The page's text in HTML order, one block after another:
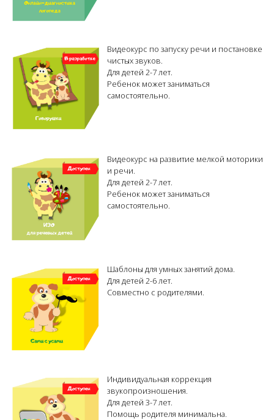
Видеокурс по запуску речи и постановке
чистых звуков.
Для детей 2-7 лет.
Ребенок может заниматься
самостоятельно.
Видеокурс на развитие мелкой моторики
и речи.
Для детей 2-7 лет.
Ребенок может заниматься
самостоятельно.
Шаблоны для умных занятий дома.
Для детей 2-6 лет.
Совместно с родителями.
Индивидуальная коррекция
звукопроизношения.
Для детей 3-7 лет.
Помощь родителя минимальна.